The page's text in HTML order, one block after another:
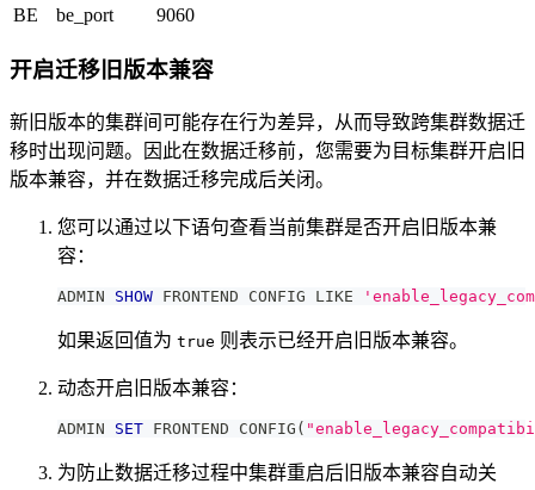
BE
be_port 9060
开启迁移旧版本兼容
新旧版本的集群间可能存在行为差异，从而导致跨集群数据迁
移时出现问题。因此在数据迁移前，您需要为目标集群开启旧
版本兼容，并在数据迁移完成后关闭。
您可以通过以下语句查看当前集群是否开启旧版本兼
容：
ADMIN SHOW FRONTEND CONFIG LIKE
如果返回值为 true 则表示已经开启旧版本兼容。
动态开启旧版本兼容：
ADMIN SET FRONTEND CONFIG (
为防止数据迁移过程中集群重启后旧版本兼容自动关